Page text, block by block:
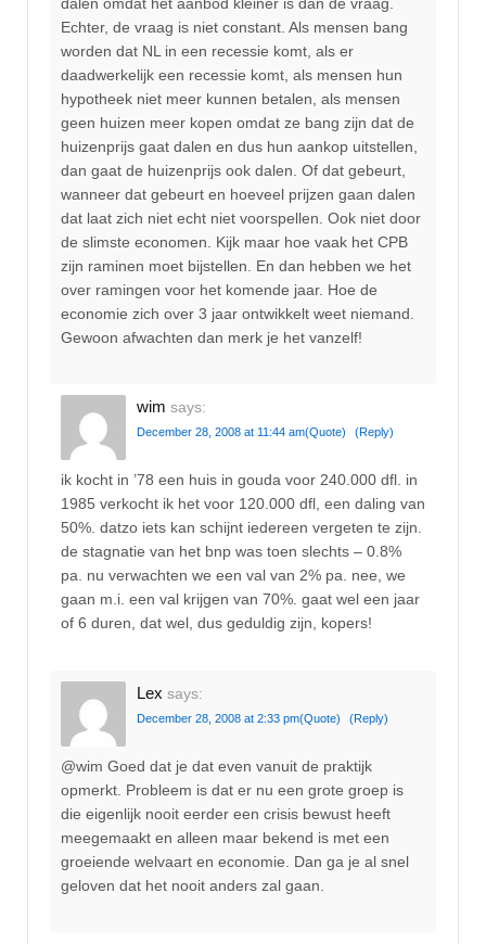
Echter, de vraag is niet constant. Als mensen bang
worden dat NL in een recessie komt, als er
daadwerkelijk een recessie komt, als mensen hun
hypotheek niet meer kunnen betalen, als mensen
geen huizen meer kopen omdat ze bang zijn dat de
huizenprijs gaat dalen en dus hun aankop uitstellen,
dan gaat de huizenprijs ook dalen. Of dat gebeurt,
wanneer dat gebeurt en hoeveel prijzen gaan dalen
dat laat zich niet echt niet voorspellen. Ook niet door
de slimste economen. Kijk maar hoe vaak het CPB
zijn raminen moet bijstellen. En dan hebben we het
over ramingen voor het komende jaar. Hoe de
economie zich over 3 jaar ontwikkelt weet niemand.
Gewoon afwachten dan merk je het vanzelf!
wim says:
December 28, 2008 at 11:44 am(Quote) (Reply)
ik kocht in ’78 een huis in gouda voor 240.000 dfl. in
1985 verkocht ik het voor 120.000 dfl, een daling van
50%. datzo iets kan schijnt iedereen vergeten te zijn.
de stagnatie van het bnp was toen slechts – 0.8%
pa. nu verwachten we een val van 2% pa. nee, we
gaan m.i. een val krijgen van 70%. gaat wel een jaar
of 6 duren, dat wel, dus geduldig zijn, kopers!
Lex says:
December 28, 2008 at 2:33 pm(Quote) (Reply)
@wim Goed dat je dat even vanuit de praktijk
opmerkt. Probleem is dat er nu een grote groep is
die eigenlijk nooit eerder een crisis bewust heeft
meegemaakt en alleen maar bekend is met een
groeiende welvaart en economie. Dan ga je al snel
geloven dat het nooit anders zal gaan.